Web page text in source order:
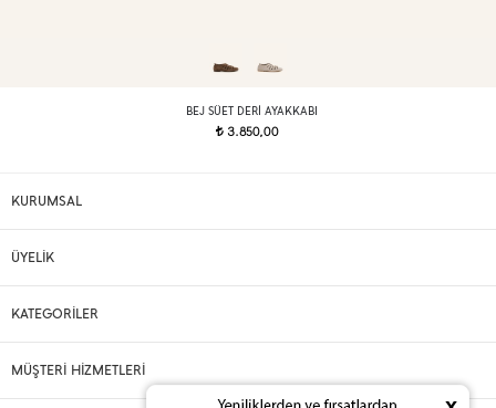
BEJ SÜET DERI AYAKKABI
t3.850,00
KURUMSAL
ÜYELİK
KATEGORİLER
MÜŞTERİ HİZMETLERİ